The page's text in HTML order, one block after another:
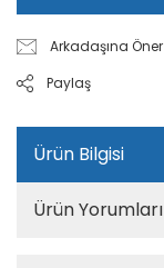
Arkadaşına Öner
Paylaş
Ürün Bilgisi
Ürün Yorumları